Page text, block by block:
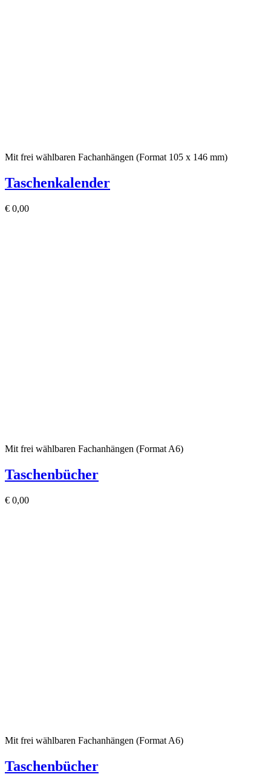
Mit frei wählbaren Fachanhängen (Format 105 x 146 mm)
Taschenkalender
€ 0,00
Mit frei wählbaren Fachanhängen (Format A6)
Taschenbücher
€ 0,00
Mit frei wählbaren Fachanhängen (Format A6)
Taschenbücher